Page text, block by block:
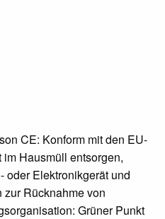
CE: Konform mit den EU-
Hausmüll entsorgen,
oder Elektronikgerät und
Rücknahme von
Grüner Punkt